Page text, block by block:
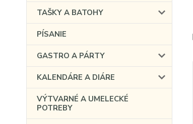
TAŠKY A BATOHY
PÍSANIE
GASTRO A PÁRTY
KALENDÁRE A DIÁRE
VÝTVARNÉ A UMELECKÉ
POTREBY